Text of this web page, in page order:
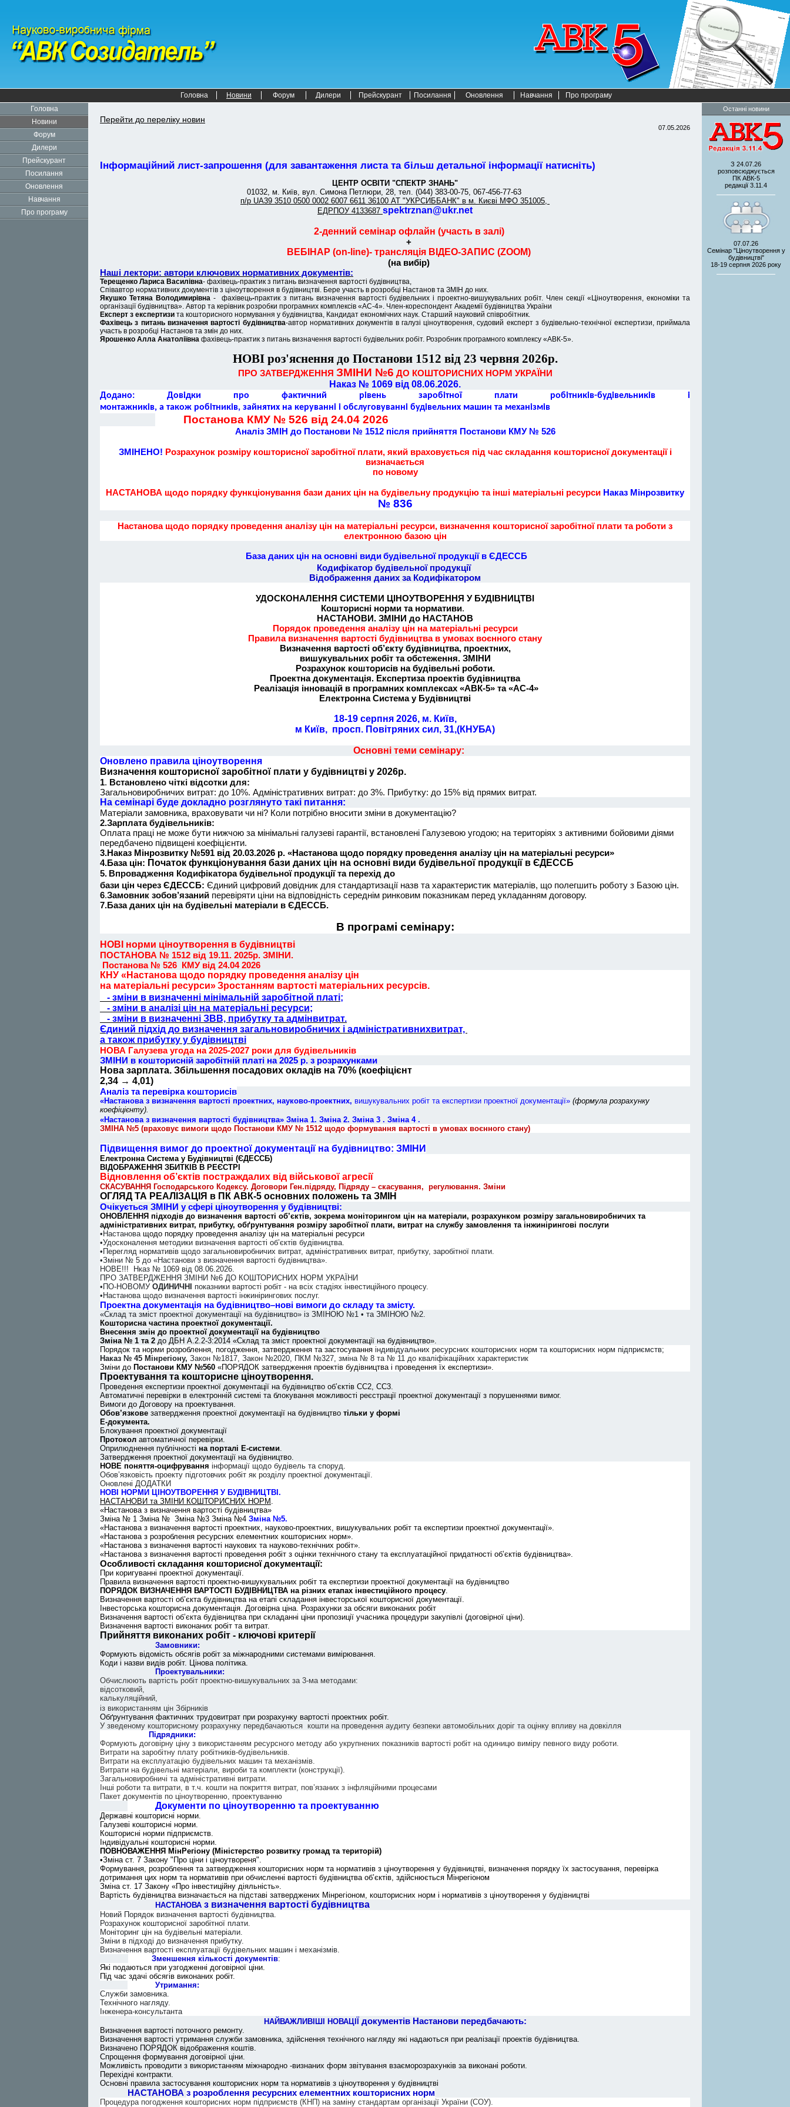
Головна Новини Форум Дилери Прейскурант Посилання Оновлення Навчання
Про програму
Головна
Новини
Форум
Дилери
Прейскурант
Посилання
Оновлення
Навчання
Про програму
Перейти до переліку новин
07.05.2026
Інформаційний лист-запрошення (для завантаження листа та більш детальної інформації натисніть)
ЦЕНТР ОСВІТИ "СПЕКТР ЗНАНЬ"
01032, м. Київ, вул. Симона Петлюри, 28, тел. (044) 383-00-75, 067-456-77-63
п/р UA39 3510 0500 0002 6007 6611 36100 АТ "УКРСИББАНК" в м. Києві МФО 351005,
ЕДРПОУ 4133687 spektrznan@ukr.net
2-денний семінар офлайн (участь в залі)
+
ВЕБІНАР (on-line)- трансляція ВІДЕО-ЗАПИС (ZOOM)
(на вибір)
Наші лектори: автори ключових нормативних документів:
Терещенко Лариcа Василівна- фахівець-практик з питань визначення вартості будівництва,
Співавтор нормативних документів з ціноутворення в будівництві. Бере участь в розробці Настанов та ЗМІН до них.
Якушко Тетяна Володимирівна- фахівець-практик з питань визначення вартості будівельних і проектно-вишукувальних робіт. Член секції «Ціноутворення, економіки та
організації будівництва». Автор та керівник розробки програмних комплексів «АС-4». Член-кореспондент Академії будівництва України
Експерт з експертизи та кошторисного нормування у будівництва, Кандидат економічних наук. Старший науковий співробітник.
Фахівець з питань визначення вартості будівництва-автор нормативних документів в галузі ціноутворення, судовий експерт з будівельно-технічної експертизи, приймала
участь в розробці Настанов та змін до них.
Ярошенко Алла Анатоліївна фахівець-практик з питань визначення вартості будівельних робіт. Розробник програмного комплексу «АВК-5».
НОВІ роз'яснення до Постанови 1512 від 23 червня 2026р.
ПРО ЗАТВЕРДЖЕННЯ ЗМІНИ №6 ДО КОШТОРИСНИХ НОРМ УКРАЇНИ
Наказ № 1069 від 08.06.2026.
Додано: Довідки про фактичний рівень заробітної плати робітників-будівельників і
монтажників, а також робітників, зайнятих на керуванні і обслуговуванні будівельних машин та механізмів
Постанова КМУ № 526 від 24.04 2026
Аналіз ЗМІН до Постанови № 1512 після прийняття Постанови КМУ № 526
ЗМІНЕНО! Розрахунок розміру кошторисної заробітної плати, який враховується під час складання кошторисної документації і
визначається
по новому
НАСТАНОВА щодо порядку функціонування бази даних цін на будівельну продукцію та інші матеріальні ресурси Наказ Мінрозвитку
№ 836
Настанова щодо порядку проведення аналізу цін на матеріальні ресурси, визначення кошторисної заробітної плати та роботи з
електронною базою цін
База даних цін на основні види будівельної продукції в ЄДЕССБ
Кодифікатор будівельної продукції
Відображення даних за Кодифікатором
УДОСКОНАЛЕННЯ СИСТЕМИ ЦІНОУТВОРЕННЯ У БУДІВНИЦТВІ
Кошторисні норми та нормативи.
НАСТАНОВИ. ЗМІНИ до НАСТАНОВ
Порядок проведення аналізу цін на матеріальні ресурси
Правила визначення вартості будівництва в умовах воєнного стану
Визначення вартості об’єкту будівництва, проектних,
вишукувальних робіт та обстеження. ЗМІНИ
Розрахунок кошторисів на будівельні роботи.
Проектна документація. Експертиза проектів будівництва
Реалізація інновацій в програмних комплексах «АВК-5» та «АС-4»
Електронна Система у Будівництві
18-19 серпня 2026, м. Київ,
м Київ, просп. Повітряних сил, 31,(КНУБА)
Основні теми семінару:
Оновлено правила ціноутворення
Визначення кошторисної заробітної плати у будівництві у 2026р.
1. Встановлено чіткі відсотки для:
Загальновиробничих витрат: до 10%. Адміністративних витрат: до 3%. Прибутку: до 15% від прямих витрат.
На семінарі буде докладно розглянуто такі питання:
Матеріали замовника, враховувати чи ні? Коли потрібно вносити зміни в документацію?
2.Зарплата будівельників:
Оплата праці не може бути нижчою за мінімальні галузеві гарантії, встановлені Галузевою угодою; на територіях з активними бойовими діями
передбачено підвищені коефіцієнти.
3.Наказ Мінрозвитку №591 від 20.03.2026 р. «Настанова щодо порядку проведення аналізу цін на матеріальні ресурси»
4.База цін: Початок функціонування бази даних цін на основні види будівельної продукції в ЄДЕССБ
5. Впровадження Кодифікатора будівельної продукції та перехід до
бази цін через ЄДЕССБ: Єдиний цифровий довідник для стандартизації назв та характеристик матеріалів, що полегшить роботу з Базою цін.
6.Замовник зобов’язаний перевіряти ціни на відповідність середнім ринковим показникам перед укладанням договору.
7.База даних цін на будівельні матеріали в ЄДЕССБ.
В програмі семінару:
НОВІ норми ціноутворення в будівництві
ПОСТАНОВА № 1512 від 19.11. 2025р. ЗМІНИ.
Постанова № 526 КМУ від 24.04 2026
КНУ «Настанова щодо порядку проведення аналізу цін
на матеріальні ресурси»Зростанням вартості матеріальних ресурсів.
- зміни в визначенні мінімальній заробітной платі;
- зміни в аналізі цін на матеріальні ресурси;
- зміни в визначенні ЗВВ, прибутку та адмінвитрат.
Єдиний підхід до визначення загальновиробничих і адміністративнихвитрат,
а також прибутку у будівництві
НОВА Галузева угода на 2025-2027 роки для будівельників
ЗМІНИ в кошторисній заробітній платі на 2025 р. з розрахунками
Нова зарплата. Збільшення посадових окладів на 70% (коефіцієнт
2,34 → 4,01)
Аналіз та перевірка кошторисів
«Настанова з визначення вартості проектних, науково-проектних, вишукувальних робіт та експертизи проектної документації» (формула розрахунку
коефіцієнту).
«Настанова з визначення вартості будівництва» Зміна 1. Зміна 2. Зміна 3 . Зміна 4 .
ЗМІНА №5 (враховує вимоги щодо Постанови КМУ № 1512 щодо формування вартості в умовах воєнного стану)
Підвищення вимог до проектної документації на будівництво: ЗМІНИ
Електронна Система у Будівництві (ЄДЕССБ)
ВІДОБРАЖЕННЯ ЗБИТКІВ В РЕЄСТРІ
Відновлення об’єктів постраждалих від військової агресії
СКАСУВАННЯ Господарського Кодексу. Договори Ген.підряду, Підряду – скасування, регулювання. Зміни
ОГЛЯД ТА РЕАЛІЗАЦІЯ в ПК АВК-5 основних положень та ЗМІН
Очікується ЗМІНИ у сфері ціноутворення у будівництві:
ОНОВЛЕННЯ підходів до визначення вартості об’єктів, зокрема моніторингом цін на матеріали, розрахунком розміру загальновиробничих та
адміністративних витрат, прибутку, обґрунтування розміру заробітної плати, витрат на службу замовлення та інжинірингові послуги
•Настанова щодо порядку проведення аналізу цін на матеріальні ресурси
•Удосконалення методики визначення вартості об’єктів будівництва.
•Перегляд нормативів щодо загальновиробничих витрат, адміністративних витрат, прибутку, заробітної плати.
•Зміни № 5 до «Настанови з визначення вартості будівництва».
НОВЕ!!! Нказ № 1069 від 08.06.2026.
ПРО ЗАТВЕРДЖЕННЯ ЗМІНИ №6 ДО КОШТОРИСНИХ НОРМ УКРАЇНИ
•ПО-НОВОМУ ОДИНИЧНІ
показники вартості робіт - на всіх стадіях інвестиційного процесу.
•Настанова щодо визначення вартості інжинірингових послуг.
Проектна документація на будівництво–нові вимоги до складу та змісту.
«Склад та зміст проектної документації на будівництво» із ЗМІНОЮ №1 • та ЗМІНОЮ №2.
Кошторисна частина проектної документації.
Внесення змін до проектної документації на будівництво
Зміна № 1 та 2 до ДБН А.2.2-3:2014 «Склад та зміст проектної документації на будівництво».
Порядок та норми розроблення, погодження, затвердження та застосування індивідуальних ресурсних кошторисних норм та кошторисних норм підприємств;
Наказ № 45 Мінрегіону, Закон №1817, Закон №2020, ПКМ №327, зміна № 8 та № 11 до кваліфікаційних характеристик
Зміни до Постанови КМУ №560 «ПОРЯДОК затвердження проектів будівництва і проведення їх експертизи».
Проектування та кошторисне ціноутворення.
Проведення експертизи проектної документації на будівництво об’єктів СС2, СС3.
Автоматичні перевірки в електронній системі та блокування можливості реєстрації проектної документації з порушеннями вимог.
Вимоги до Договору на проектування.
Обов’язкове затвердження проектної документації на будівництво тільки у формі
Е-документа.
Блокування проектної документації
Протокол автоматичної перевірки.
Оприлюднення публічності на порталі Е-системи.
Затвердження проектної документації на будівництво.
НОВЕ поняття-оцифрування інформації щодо будівель та споруд.
Обов’язковість проекту підготовчих робіт як розділу проектної документації.
Оновлені ДОДАТКИ
НОВІ НОРМИ ЦІНОУТВОРЕННЯ У БУДІВНИЦТВІ.
НАСТАНОВИ та ЗМІНИ КОШТОРИСНИХ НОРМ .
«Настанова з визначення вартості будівництва»
Зміна № 1 Зміна № Зміна №3 Зміна №4 Зміна №5.
«Настанова з визначення вартості проектних, науково-проектних, вишукувальних робіт та експертизи проектної документації».
«Настанова з розроблення ресурсних елементних кошторисних норм».
«Настанова з визначення вартості наукових та науково-технічних робіт».
«Настанова з визначення вартості проведення робіт з оцінки технічного стану та експлуатаційної придатності об’єктів будівництва».
Особливості складання кошторисної документації:
При коригуванні проектної документації.
Правила визначення вартості проектно-вишукувальних робіт та експертизи проектної документації на будівництво
ПОРЯДОК ВИЗНАЧЕННЯ ВАРТОСТІ БУДІВНИЦТВА на різних етапах інвестиційного процесу.
Визначення вартості об’єкта будівництва на етапі складання інвесторської кошторисної документації.
Інвесторська кошторисна документація. Договірна ціна. Розрахунки за обсяги виконаних робіт
Визначення вартості об’єкта будівництва при складанні ціни пропозиції учасника процедури закупівлі (договірної ціни).
Визначення вартості виконаних робіт та витрат.
Прийняття виконаних робіт - ключові критерії
Замовники:
Формують відомість обсягів робіт за міжнародними системами вимірювання.
Коди і назви видів робіт. Цінова політика.
Проектувальники:
Обчислюють вартість робіт проектно-вишукувальних за 3-ма методами:
відсотковий,
калькуляційний,
із використанням цін Збірників
Обґрунтування фактичних трудовитрат при розрахунку вартості проектних робіт.
У зведеному кошторисному розрахунку передбачаються кошти на проведення аудиту безпеки автомобільних доріг та оцінку впливу на довкілля
Підрядники:
Формують договірну ціну з використанням ресурсного методу або укрупнених показників вартості робіт на одиницю виміру певного виду роботи.
Витрати на заробітну плату робітників-будівельників.
Витрати на експлуатацію будівельних машин та механізмів.
Витрати на будівельні матеріали, вироби та комплекти (конструкції).
Загальновиробничі та адміністративні витрати.
Інші роботи та витрати, в т.ч. кошти на покриття витрат, пов’язаних з інфляційними процесами
Пакет документів по ціноутворенню, проектуванню
Документи по ціноутворенню та проектуванню
Державні кошторисні норми.
Галузеві кошторисні норми.
Кошторисні норми підприємств.
Індивідуальні кошторисні норми.
ПОВНОВАЖЕННЯ МінРегіону (Міністерство розвитку громад та територій)
•Зміна ст. 7 Закону "Про ціни і ціноутвореня".
Формування, розроблення та затвердження кошторисних норм та нормативів з ціноутворення у будівництві, визначення порядку їх застосування, перевірка
дотримання цих норм та нормативів при обчисленні вартості будівництва об’єктів, здійснюється Мінрегіоном
Зміна ст. 17 Закону «Про інвестиційну діяльність».
Вартість будівництва визначається на підставі затверджених Мінрегіоном, кошторисних норм і нормативів з ціноутворення у будівництві
НАСТАНОВА з визначення вартості будівництва
Новий Порядок визначення вартості будівництва.
Розрахунок кошторисної заробітної плати.
Моніторинг цін на будівельні матеріали.
Зміни в підході до визначення прибутку.
Визначення вартості експлуатації будівельних машин і механізмів.
Зменшення кількості документів:
Які подаються при узгодженні договірної ціни.
Під час здачі обсягів виконаних робіт.
Утримання:
Служби замовника.
Технічного нагляду.
Інженера-консультанта
НАЙВАЖЛИВІШІ НОВАЦІЇ
документів Настанови передбачають:
Визначення вартості поточного ремонту.
Визначення вартості утримання служби замовника, здійснення технічного нагляду які надаються при реалізації проектів будівництва.
Визначено ПОРЯДОК відображення коштів.
Спрощення формування договірної ціни.
Можливість проводити з використанням міжнародно -визнаних форм звітування взаєморозрахунків за виконані роботи.
Перехідні контракти.
Основні правила застосування кошторисних норм та нормативів з ціноутворення у будівництві
НАСТАНОВАз розроблення ресурсних елементних кошторисних норм
Процедура погодження кошторисних норм підприємств (КНП) на заміну стандартам організації України (СОУ).
Останні новини
З 24.07.26
розповсюджується
ПК АВК-5
редакції 3.11.4
07.07.26
Семінар "Ціноутворення у
будівництві"
18-19 серпня 2026 року